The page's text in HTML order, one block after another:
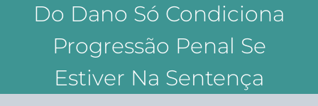
Do Dano Só Condiciona
Progressão Penal Se
Estiver Na Sentença